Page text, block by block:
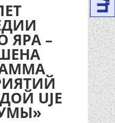
ЯРА –
UJE